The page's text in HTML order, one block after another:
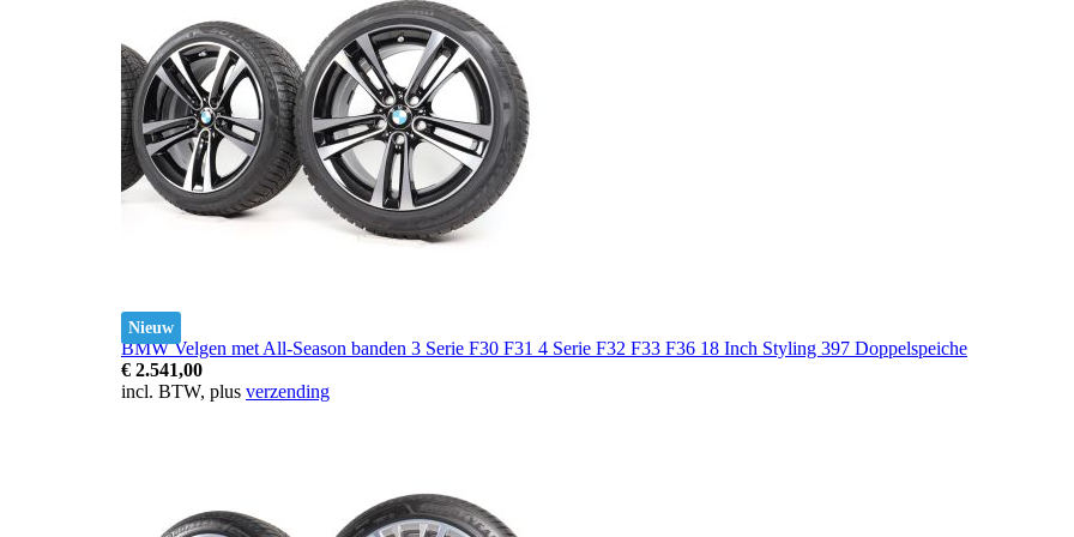
Nieuw
BMW Velgen met All-Season banden 3 Serie F30 F31 4 Serie F32 F33 F36 18 Inch Styling 397 Doppelspeiche
€ 2.541,00
incl. BTW, plus verzending